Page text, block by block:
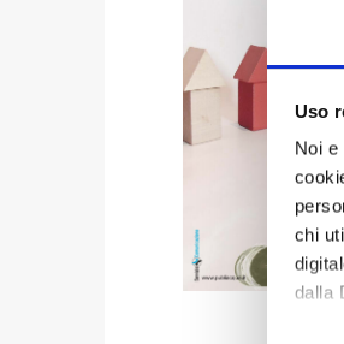
Uso
Noi e
chi
dalla